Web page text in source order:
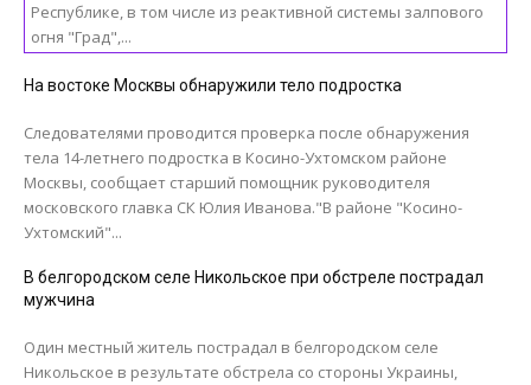
Республике, в том числе из реактивной системы залпового
огня "Град",...
На востоке Москвы обнаружили тело подростка
Следователями проводится проверка после обнаружения
тела 14-летнего подростка в Косино-Ухтомском районе
Москвы, сообщает старший помощник руководителя
московского главка СК Юлия Иванова."В районе "Косино-
Ухтомский"...
В белгородском селе Никольское при обстреле пострадал
мужчина
Один местный житель пострадал в белгородском селе
Никольское в результате обстрела со стороны Украины,